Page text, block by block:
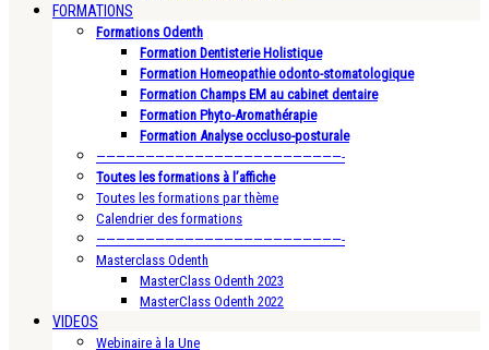
FORMATIONS
Formations Odenth
Formation Dentisterie Holistique
Formation Homeopathie odonto-stomatologique
Formation Champs EM au cabinet dentaire
Formation Phyto-Aromathérapie
Formation Analyse occluso-posturale
—————————————————————————-
Toutes les formations à l’affiche
Toutes les formations par thème
Calendrier des formations
—————————————————————————-
Masterclass Odenth
MasterClass Odenth 2023
MasterClass Odenth 2022
VIDEOS
Webinaire à la Une